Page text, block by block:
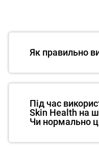
Як правильно
Під час
Skin Health на
Чи нормально